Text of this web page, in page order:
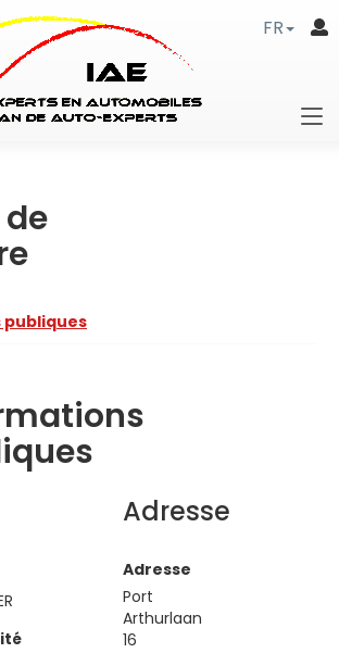
FR
Adresse
Adresse
Port
Arthurlaan
16